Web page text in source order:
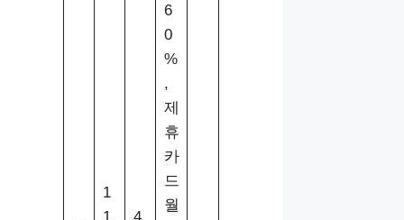
1
6
0
%
,
제
휴
카
드
월